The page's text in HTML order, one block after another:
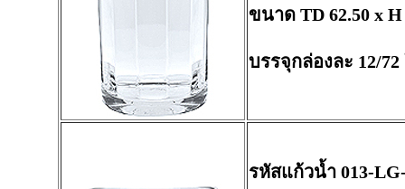
ขนาด TD 62.50 x
บรรจุกล่องละ 12/72
รหัสแก้วน้ำ 013-